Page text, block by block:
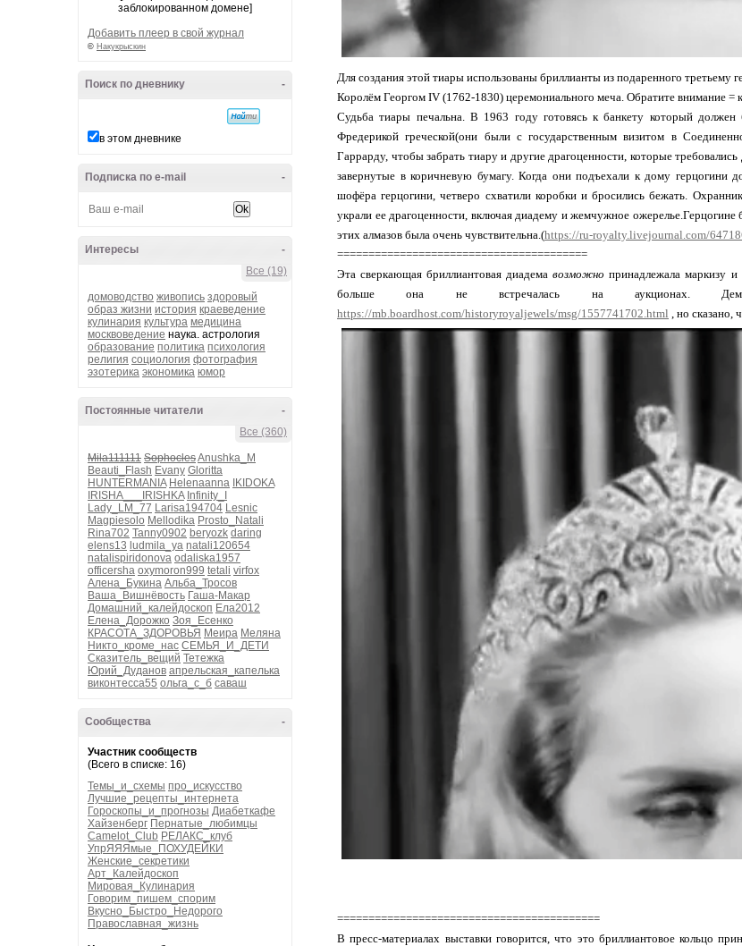
заблокированном домене]
Добавить плеер в свой журнал
© Накукрыскин
-
Поиск по дневнику
в этом дневнике
-
Подписка по e-mail
-
Интересы
Все (19)
домоводство живопись здоровый
образ жизни история краеведение
кулинария культура медицина
москвоведение наука. астрология
образование политика психология
религия социология фотография
эзотерика экономика юмор
-
Постоянные читатели
Все (360)
Mila111111 SophoclesAnushka_M
Beauti_Flash Evany Gloritta
HUNTERMANIA Helenaanna IKIDOKA
IRISHA___IRISHKA Infinity_I
Lady_LM_77 Larisa194704 Lesnic
Magpiesolo Mellodika Prosto_Natali
Rina702 Tanny0902 beryozk daring
elens13 ludmila_ya natali120654
natalispiridonova odaliska1957
officersha oxymoron999 tetali virfox
Алена_Букина Альба_Тросов
Ваша_Вишнёвость Гаша-Макар
Домашний_калейдоскоп Ела2012
Елена_Дорожко Зоя_Есенко
КРАСОТА_ЗДОРОВЬЯ Меира Меляна
Никто_кроме_нас СЕМЬЯ_И_ДЕТИ
Сказитель_вещий Тетежка
Юрий_Дуданов апрельская_капелька
виконтесса55 ольга_с_б саваш
-
Сообщества
Участник сообществ
(Всего в списке: 16)
Темы_и_схемы про_искусство
Лучшие_рецепты_интернета
Гороскопы_и_прогнозы Диабеткафе
Хайзенберг Пернатые_любимцы
Camelot_Club РЕЛАКС_клуб
УпрЯЯЯмые_ПОХУДЕЙКИ
Женские_секретики
Арт_Калейдоскоп
Мировая_Кулинария
Говорим_пишем_спорим
Вкусно_Быстро_Недорого
Православная_жизнь
Для создания этой тиары использованы бриллианты из подаренного третьему
Королём Георгом IV (1762-1830) церемониального меча. Обратите внимание =
Судьба тиары печальна. В 1963 году готовясь к банкету который
Фредерикой греческой(они были с государственным визитом в
Гаррарду, чтобы забрать тиару и другие драгоценности, которые
завернутые в коричневую бумагу. Когда они подъехали к дому герцогини
шофёра герцогини, четверо схватили коробки и бросились бежать.
украли ее драгоценности, включая диадему и жемчужное
этих алмазов была очень чувствительна.(https://ru-royalty.livejournal.com/
========================================
Эта сверкающая бриллиантовая диадемавозможно принадлежала маркизу и
больше она не встречалась на аукционах.
https://mb.boardhost.com/historyroyaljewels/msg/1557741702.html , но сказано,
==========================================
В пресс-материалах выставки говорится, что это бриллиантовое кольцо